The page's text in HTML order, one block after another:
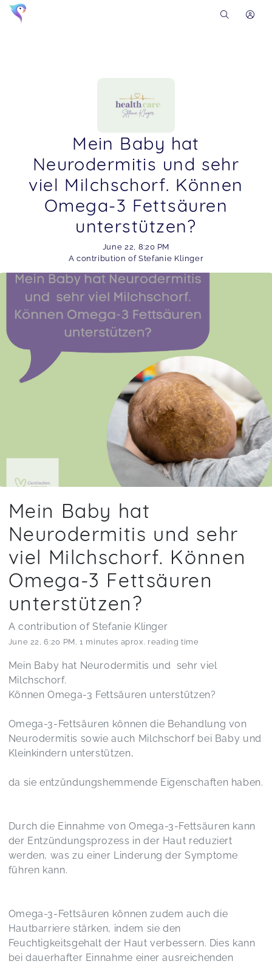
Mein Baby hat
Neurodermitis und sehr
viel Milchschorf. Können
Omega-3 Fettsäuren
unterstützen?
June 22 8:20 PM
A contribution of Stefanie Klinger
Soon you will learn more about me here...
Mein Baby hat
Neurodermitis und sehr
viel Milchschorf. Können
Omega-3 Fettsäuren
unterstützen?
A contribution of Stefanie Klinger
June 22 ,6:20 PM ,1 minutes aprox. reading time
Mein Baby hat Neurodermitis und sehr viel
Milchschorf.
Können Omega-3 Fettsäuren unterstützen?
Omega-3-Fettsäuren können die Behandlung von
Neurodermitis sowie auch Milchschorf bei Baby und
Kleinkindern unterstützen,
da sie entzündungshemmende Eigenschaften haben.
Durch die Einnahme von Omega-3-Fettsäuren kann
der Entzündungsprozess in der Haut reduziert
werden, was zu einer Linderung der Symptome
führen kann.
Omega-3-Fettsäuren können zudem auch die
Hautbarriere stärken, indem sie den
Feuchtigkeitsgehalt der Haut verbessern. Dies kann
bei dauerhafter Einnahme einer ausreichenden